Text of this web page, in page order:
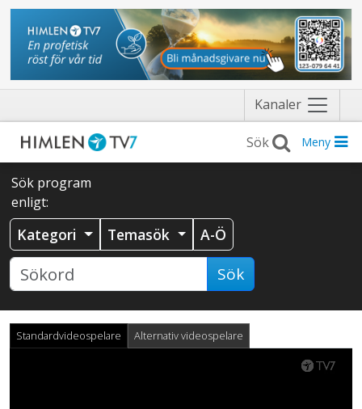
Kanaler Näytä
valikko
Meny
Sök program
enligt:
Kategori Temasök A-Ö
Sök
Standardvideospelare Alternativ videospelare